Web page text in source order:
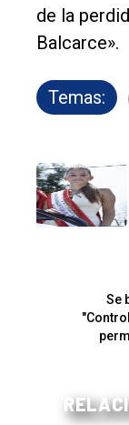
de la
Balcarce».
Temas:
Se